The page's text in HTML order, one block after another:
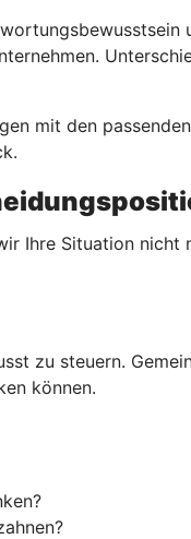
mit den
Ihre Situation
zu steuern.
können.